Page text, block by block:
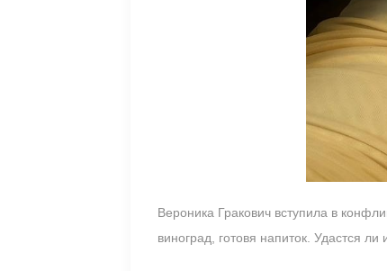
Вероника Гракович вступила в
виноград, готовя напиток. Удастся